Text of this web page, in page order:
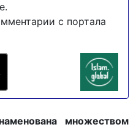
с портала
множеством